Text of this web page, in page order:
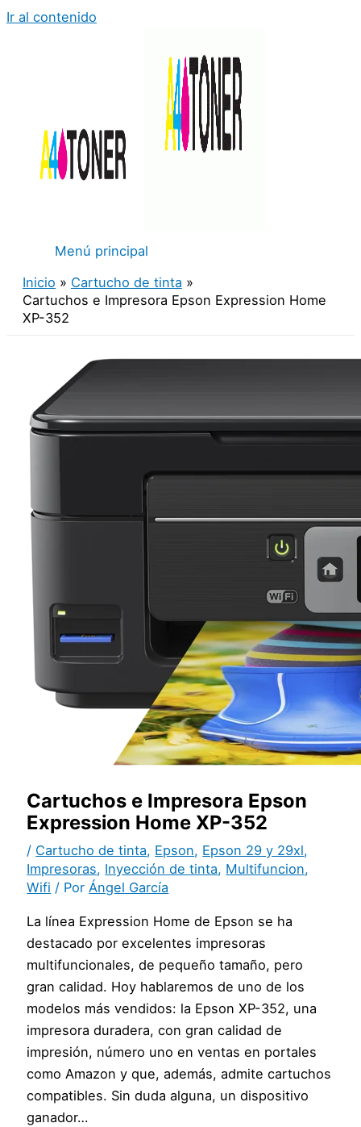
Ir al contenido
Menú principal
Inicio
Cartucho de tinta
Cartuchos e Impresora Epson Expression Home
XP-352
Cartuchos e Impresora Epson
Expression Home XP-352
/ Cartucho de tinta, Epson, Epson 29 y 29xl,
Impresoras, Inyección de tinta, Multifuncion,
Wifi / PorÁngel García
La línea Expression Home de Epson se ha
destacado por excelentes impresoras
multifuncionales, de pequeño tamaño, pero
gran calidad. Hoy hablaremos de uno de los
modelos más vendidos: la Epson XP-352, una
impresora duradera, con gran calidad de
impresión, número uno en ventas en portales
como Amazon y que, además, admite cartuchos
compatibles. Sin duda alguna, un dispositivo
ganador…